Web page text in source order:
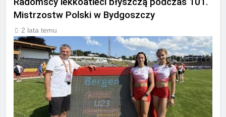
Mistrzostw Polski w Bydgoszczy
2 lata temu